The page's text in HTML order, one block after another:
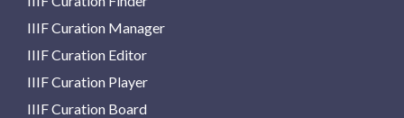
IIIF Curation Manager
IIIF Curation Editor
IIIF Curation Player
IIIF Curation Board